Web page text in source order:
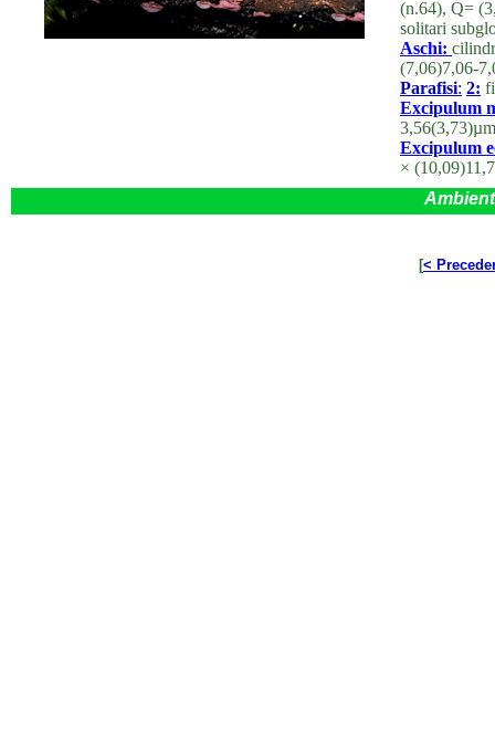
(n.64), Q=
solitari
Aschi:
(7,06)7,06-
Parafisi: 2:
Excipulum
Excipulum
×
[<